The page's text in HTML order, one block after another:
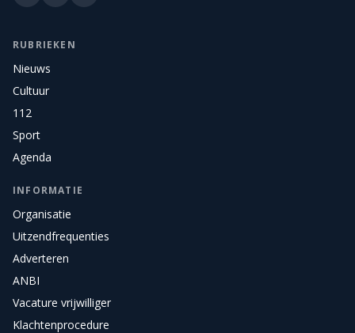
RUBRIEKEN
Nieuws
Cultuur
112
Sport
Agenda
INFORMATIE
Organisatie
Uitzendfrequenties
Adverteren
ANBI
Vacature vrijwilliger
Klachtenprocedure